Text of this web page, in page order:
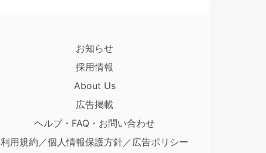
お知らせ
採用情報
About Us
広告掲載
ヘルプ・FAQ・お問い合わせ
利用規約／個人情報保護方針／広告ポリシー